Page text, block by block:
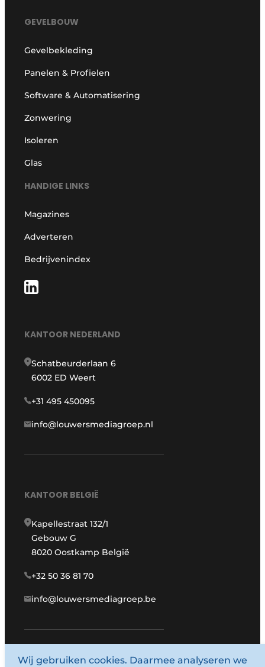
GEVELBOUW
Gevelbekleding
Panelen & Profielen
Software & Automatisering
Zonwering
Isoleren
Glas
HANDIGE LINKS
Magazines
Adverteren
Bedrijvenindex
KANTOOR NEDERLAND
Schatbeurderlaan 6
6002 ED Weert
+31 495 450095
info@louwersmediagroep.nl
KANTOOR BELGIË
Kapellestraat 132/1
Gebouw G
8020 Oostkamp België
+32 50 36 81 70
info@louwersmediagroep.be
www.louwersmediagroep.com
Wij gebruiken cookies. Daarmee analyseren we